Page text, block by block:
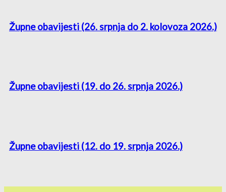
Župne obavijesti (26. srpnja do 2. kolovoza 2026.)
Župne obavijesti (19. do 26. srpnja 2026.)
Župne obavijesti (12. do 19. srpnja 2026.)